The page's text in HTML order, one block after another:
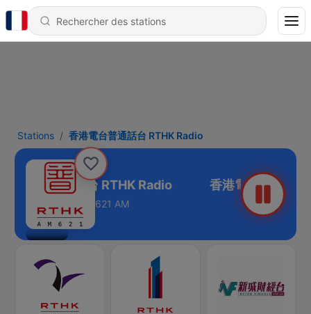
Stations 香港電台普通話台 RTHK Radio
港電台普通話台 RTHK Radio
621 AM